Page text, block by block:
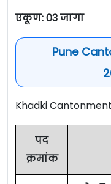
एकूण: 03 जागा
Pune
Khadki
पद
क्रमांक